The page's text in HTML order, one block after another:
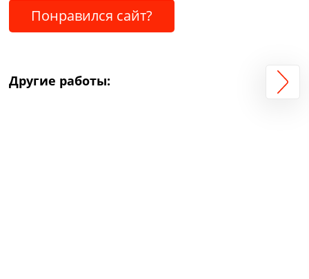
Понравился сайт?
Другие работы: